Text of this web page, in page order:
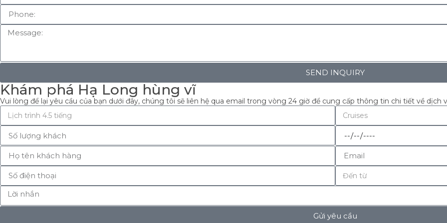
SEND INQUIRY
Khám phá Hạ Long hùng vĩ
Vui lòng để lại yêu cầu của bạn dưới đây, chúng tôi sẽ liên hệ qua email trong vòng 24 giờ để cung cấp thông tin chi tiết về dịch
Gửi yêu cầu